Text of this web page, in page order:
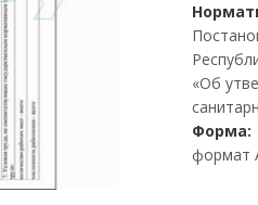
«Об
Форма:
формат